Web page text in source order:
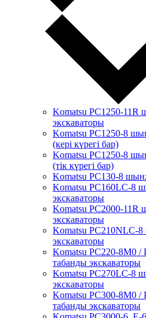
Komatsu PC1250-
экскаваторы
Komatsu PC1250-8
(кері күрегі бар)
Komatsu PC1250-8
(тік күрегі бар)
Komatsu PC130-8
Komatsu PC160LC-8
экскаваторы
Komatsu PC2000-
экскаваторы
Komatsu PC210NLC-
экскаваторы
Komatsu PC220-8M0
табанды экскаваторы
Komatsu PC270LC-8
экскаваторы
Komatsu PC300-8M0
табанды экскаваторы